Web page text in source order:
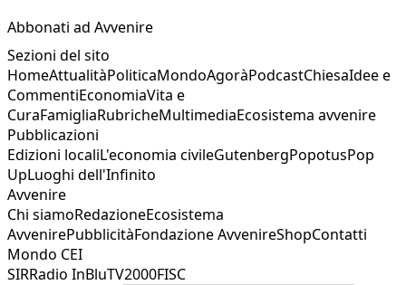
Abbonati ad Avvenire
Sezioni del sito
HomeAttualitàPoliticaMondoAgoràPodcastChiesaIdee e
CommentiEconomiaVita e
CuraFamigliaRubricheMultimediaEcosistema avvenire
Pubblicazioni
Edizioni localiL'economia civileGutenbergPopotusPop
UpLuoghi dell'Infinito
Avvenire
Chi siamoRedazioneEcosistema
AvvenirePubblicitàFondazione AvvenireShopContatti
Mondo CEI
SIRRadio InBluTV2000FISC